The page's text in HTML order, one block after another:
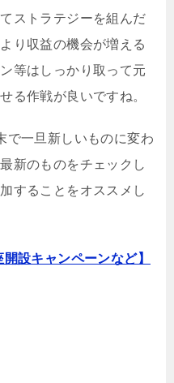
ストラテジーを組んだ
り収益の機会が増える
等はしっかり取って元
る作戦が良いですね。
で一旦新しいものに変わ
新のものをチェックし
することをオススメし
設キャンペーンなど】